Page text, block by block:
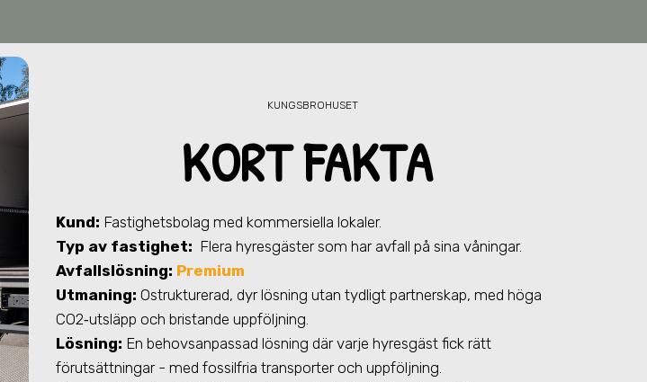
KUNGSBROHUSET
KORT FAKTA
Kund: Fastighetsbolag med kommersiella lokaler.
Typ av fastighet: Flera hyresgäster som har avfall på sina våningar.
Avfallslösning: Premium
Utmaning: Ostrukturerad, dyr lösning utan tydligt partnerskap, med höga
CO2‑utsläpp och bristande uppföljning.
Lösning: En behovsanpassad lösning där varje hyresgäst fick rätt
förutsättningar - med fossilfria transporter och uppföljning.